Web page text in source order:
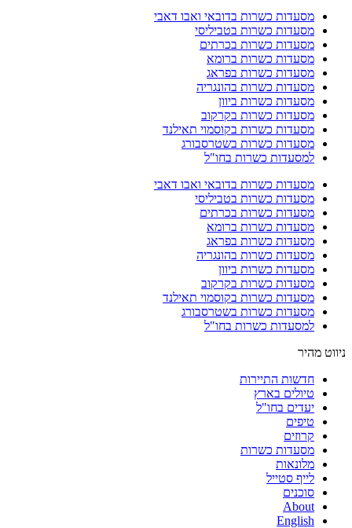
מסעדות כשרות בדובאי ואבו דאבי
מסעדות כשרות בטביליסי
מסעדות כשרות בכרתים
מסעדות כשרות ברומא
מסעדות כשרות בפראג
מסעדות כשרות בהונגריה
מסעדות כשרות ביוון
מסעדות כשרות בקרקוב
מסעדות כשרות בקוסמוי תאילנד
מסעדות כשרות בשטרסבורג
למסעדות כשרות בחו"ל
מסעדות כשרות בדובאי ואבו דאבי
מסעדות כשרות בטביליסי
מסעדות כשרות בכרתים
מסעדות כשרות ברומא
מסעדות כשרות בפראג
מסעדות כשרות בהונגריה
מסעדות כשרות ביוון
מסעדות כשרות בקרקוב
מסעדות כשרות בקוסמוי תאילנד
מסעדות כשרות בשטרסבורג
למסעדות כשרות בחו"ל
ניווט מהיר
חדשות התיירות
טיולים בארץ
יעדים בחו"ל
טיפים
קרוזים
מסעדות כשרות
מלונאות
לייף סטייל
סוכנים
About
English